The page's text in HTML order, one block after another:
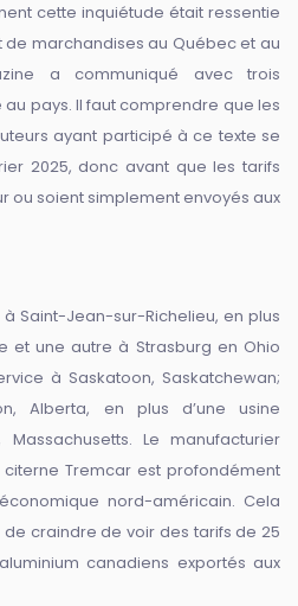
cette inquiétude était ressentie
de marchandises au Québec et au
a communiqué avec trois
pays. Il faut comprendre que les
ayant participé à ce texte se
2025, donc avant que les tarifs
ou soient simplement envoyés aux
Saint-Jean-sur-Richelieu, en plus
et une autre à Strasburg en Ohio
à Saskatoon, Saskatchewan;
Alberta, en plus d’une usine
Le manufacturier
Tremcar est profondément
nord-américain. Cela
craindre de voir des tarifs de 25
canadiens exportés aux